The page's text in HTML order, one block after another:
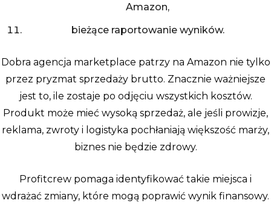
Amazon,
bieżące raportowanie wyników.
Dobra agencja marketplace patrzy na Amazon nie tylko
przez pryzmat sprzedaży brutto. Znacznie ważniejsze
jest to, ile zostaje po odjęciu wszystkich kosztów.
Produkt może mieć wysoką sprzedaż, ale jeśli prowizje,
reklama, zwroty i logistyka pochłaniają większość marży,
biznes nie będzie zdrowy.
Profitcrew pomaga identyfikować takie miejsca i
wdrażać zmiany, które mogą poprawić wynik finansowy.